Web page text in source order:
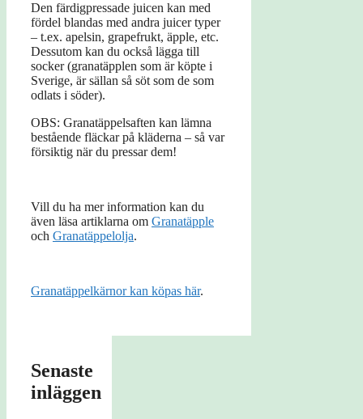
Den färdigpressade juicen kan med
fördel blandas med andra juicer typer
– t.ex. apelsin, grapefrukt, äpple, etc.
Dessutom kan du också lägga till
socker (granatäpplen som är köpte i
Sverige, är sällan så söt som de som
odlats i söder).
OBS: Granatäppelsaften kan lämna
bestående fläckar på kläderna – så var
försiktig när du pressar dem!
Vill du ha mer information kan du
även läsa artiklarna om Granatäpple
och Granatäppelolja.
Granatäppelkärnor kan köpas här.
Senaste
inläggen